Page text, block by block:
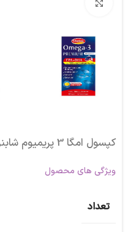
کپسول امگا 3 پریمیوم شابنز 70 عدد
ویژگی های محصول
تعداد